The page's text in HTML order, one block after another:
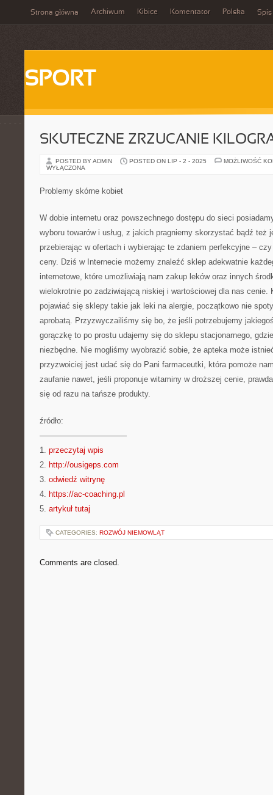
Strona główna Archiwum Kibice Komentator Polska Spis
SPORT
SKUTECZNE ZRZUCANIE
POSTED BY ADMIN POSTED ON LIP - 2 - 2025
MOŻLIWOŚĆ
WYŁĄCZONA
Problemy skórne kobiet
W dobie internetu oraz powszechnego dostępu do sieci
wyboru towarów i usług, z jakich pragniemy skorzystać bądź też
przebierając w ofertach i wybierając te zdaniem perfekcyjne –
ceny. Dziś w Internecie możemy znaleźć sklep adekwatnie
internetowe, które umożliwiają nam zakup leków oraz innych
wielokrotnie po zadziwiającą niskiej i wartościowej dla nas cenie.
pojawiać się sklepy takie jak leki na alergie, początkowo nie
aprobatą. Przyzwyczailiśmy się bo, że jeśli potrzebujemy
gorączkę to po prostu udajemy się do sklepu stacjonarnego,
niezbędne. Nie mogliśmy wyobrazić sobie, że apteka może
przyzwoiciej jest udać się do Pani farmaceutki, która pomoże
zaufanie nawet, jeśli proponuje witaminy w droższej cenie,
się od razu na tańsze produkty.
źródło:
———————————
1. przeczytaj wpis
2. http://ousigeps.com
3. odwiedź witrynę
4. https://ac-coaching.pl
5. artykuł tutaj
CATEGORIES: ROZWÓJ NIEMOWLĄT
Comments are closed.